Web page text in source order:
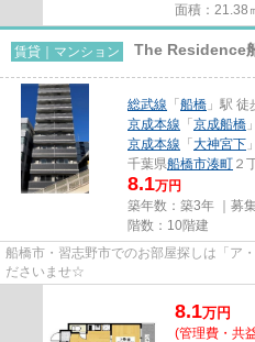
面積：21.38
賃貸｜マンション The Residence
総武線 「 船橋 」駅
京成本線 「 京成船橋
京成本線 「 大神宮下
千葉県船橋市湊町 ２
8.1万円
築年数：築3年 ｜募
階数：10階建
船橋市・習志野市でのお部屋探しは「ア
ださいませ☆
8.1万円
(管理費・共